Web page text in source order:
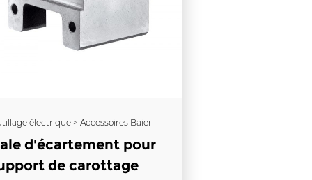
électrique > Accessoires Baier
d'écartement pour
de carottage